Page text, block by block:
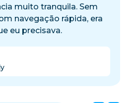
muito tranquila. Sem
navegação rápida, era
eu precisava.